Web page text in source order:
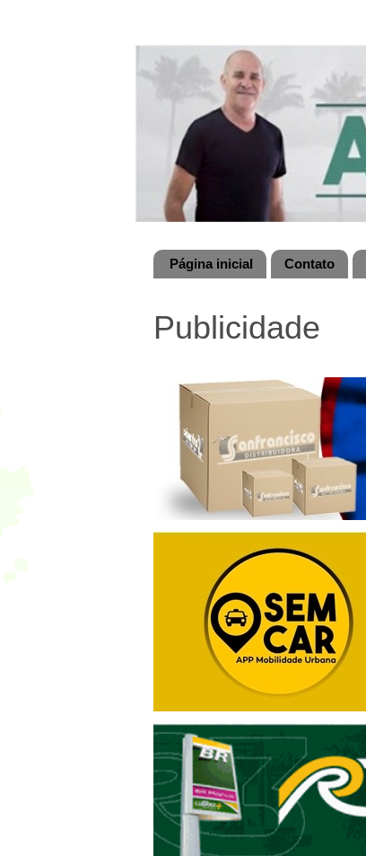
Página inicial Contato
Publicidade